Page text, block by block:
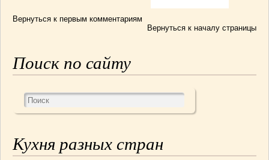
Вернуться к первым комментариям
Вернуться к началу страницы
Поиск по сайту
Кухня разных стран